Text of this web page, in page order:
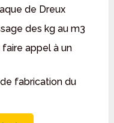
de Dreux
des kg au m3
appel à un
fabrication du